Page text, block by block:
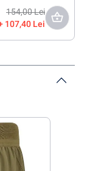
154,00 Lei
107,40 Lei